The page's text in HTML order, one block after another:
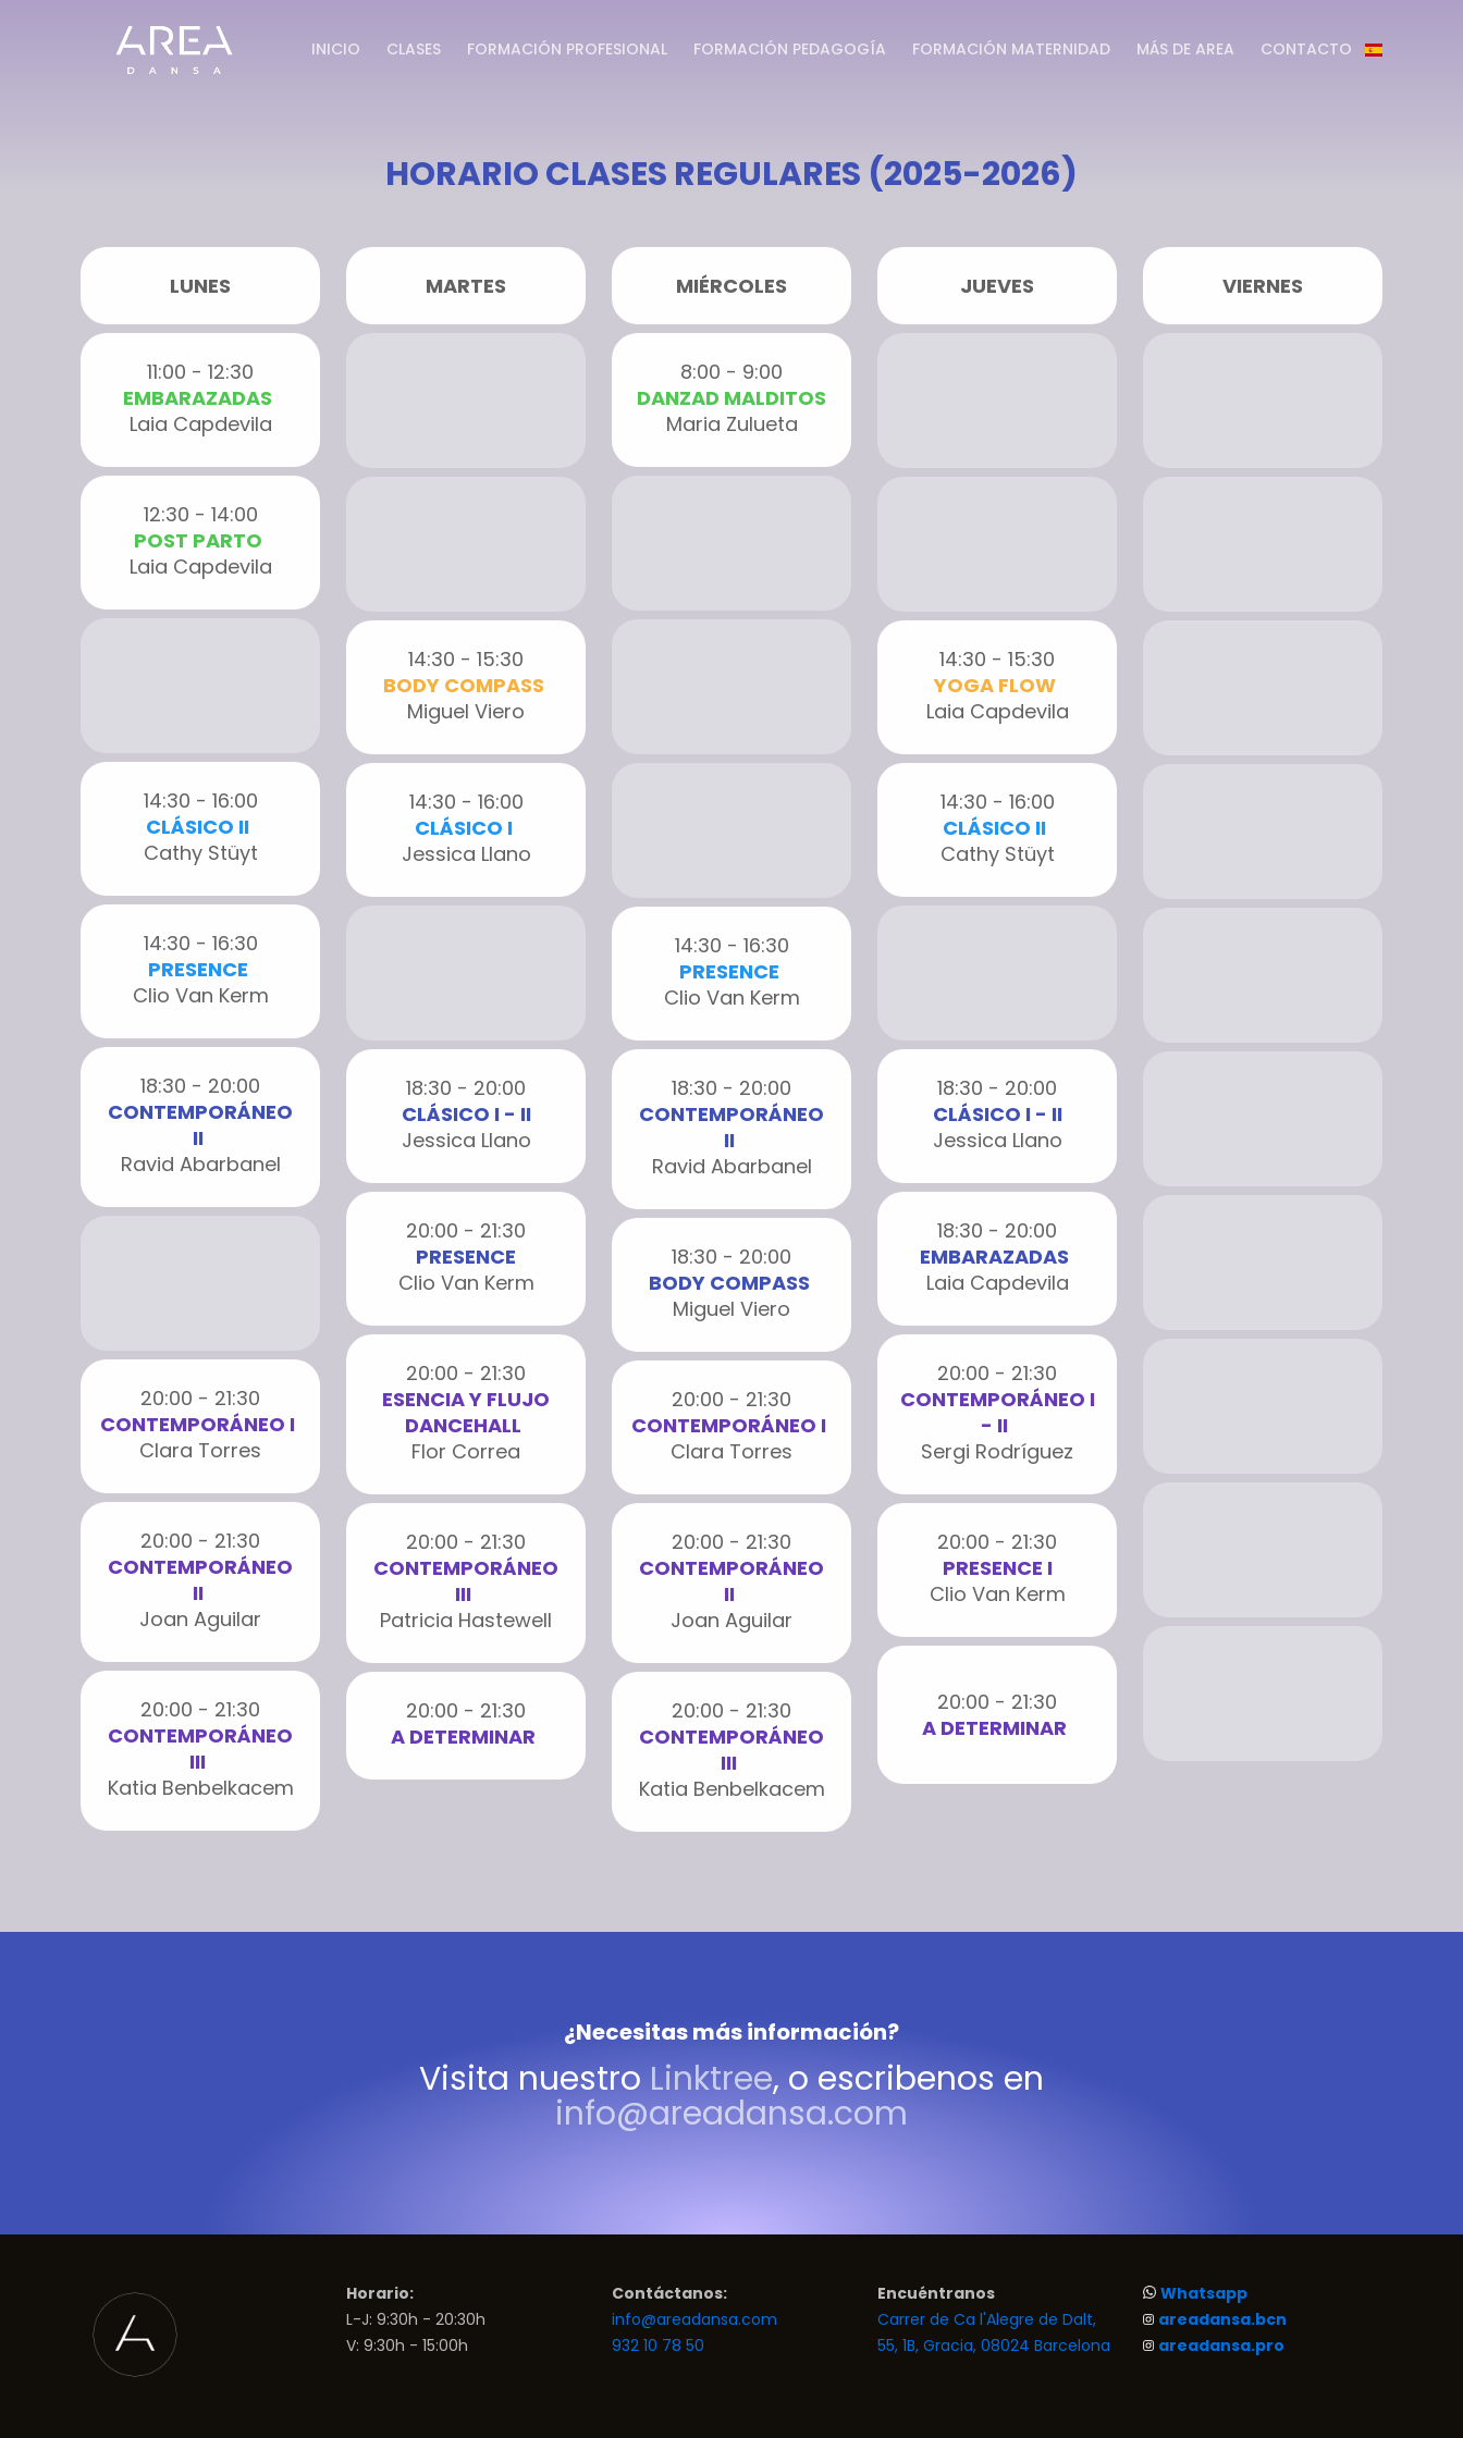
INICIO CLASES FORMACIÓN PROFESIONAL FORMACIÓN PEDAGOGÍA FORMACIÓN MATERNIDAD MÁS DE AREA CONTACTO
HORARIO CLASES REGULARES (2025-2026)
LUNES
11:00 - 12:30
EMBARAZADAS
Laia Capdevila
12:30 - 14:00
POST PARTO
Laia Capdevila
14:30 - 16:00
CLÁSICO II
Cathy Stüyt
14:30 - 16:30
PRESENCE
Clio Van Kerm
18:30 - 20:00
CONTEMPORÁNEO
II
Ravid Abarbanel
20:00 - 21:30
CONTEMPORÁNEO I
Clara Torres
20:00 - 21:30
CONTEMPORÁNEO
II
Joan Aguilar
20:00 - 21:30
CONTEMPORÁNEO
III
Katia Benbelkacem
MARTES
14:30 - 15:30
BODY COMPASS
Miguel Viero
14:30 - 16:00
CLÁSICO I
Jessica Llano
18:30 - 20:00
CLÁSICO I - II
Jessica Llano
20:00 - 21:30
PRESENCE
Clio Van Kerm
20:00 - 21:30
ESENCIA Y FLUJO
DANCEHALL
Flor Correa
20:00 - 21:30
CONTEMPORÁNEO
III
Patricia Hastewell
20:00 - 21:30
A DETERMINAR
MIÉRCOLES
8:00 - 9:00
DANZAD MALDITOS
Maria Zulueta
14:30 - 16:30
PRESENCE
Clio Van Kerm
18:30 - 20:00
CONTEMPORÁNEO
II
Ravid Abarbanel
18:30 - 20:00
BODY COMPASS
Miguel Viero
20:00 - 21:30
CONTEMPORÁNEO I
Clara Torres
20:00 - 21:30
CONTEMPORÁNEO
II
Joan Aguilar
20:00 - 21:30
CONTEMPORÁNEO
III
Katia Benbelkacem
JUEVES
14:30 - 15:30
YOGA FLOW
Laia Capdevila
14:30 - 16:00
CLÁSICO II
Cathy Stüyt
18:30 - 20:00
CLÁSICO I - II
Jessica Llano
18:30 - 20:00
EMBARAZADAS
Laia Capdevila
20:00 - 21:30
CONTEMPORÁNEO I
- II
Sergi Rodríguez
20:00 - 21:30
PRESENCE I
Clio Van Kerm
20:00 - 21:30
A DETERMINAR
VIERNES
¿Necesitas más información?
Visita nuestro Linktree, o escribenos en
info@areadansa.com
Horario:
L-J: 9:30h - 20:30h
V: 9:30h - 15:00h
Contáctanos:
info@areadansa.com
932 10 78 50
Encuéntranos
Carrer de Ca l'Alegre de Dalt,
55, 1B, Gracia, 08024 Barcelona
Whatsapp
areadansa.bcn
areadansa.pro